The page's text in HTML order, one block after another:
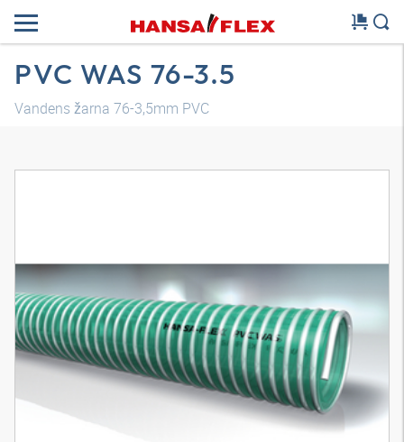
PVC WAS 76-3.5
Vandens žarna 76-3,5mm PVC